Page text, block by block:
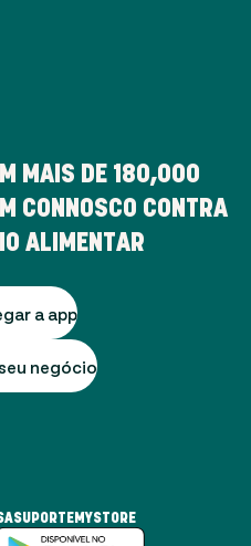
MAIS DE 180,000
CONNOSCO CONTRA
ALIMENTAR
a app
negócio
SUPORTEMYSTORE